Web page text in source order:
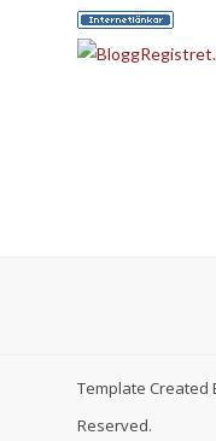
Template Created
Reserved.